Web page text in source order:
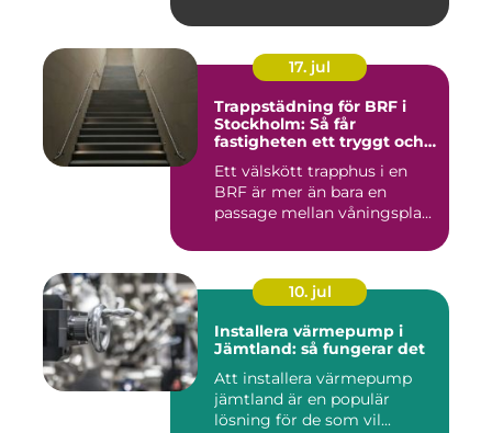
17. jul
Trappstädning för BRF i
Stockholm: Så får
fastigheten ett tryggt och
Ett välskött trapphus i en
BRF är mer än bara en
passage mellan våningspla...
10. jul
Installera värmepump i
Jämtland: så fungerar det
Att installera värmepump
jämtland är en populär
lösning för de som vil...